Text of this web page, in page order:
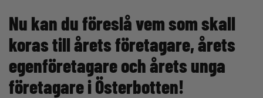
Nu kan du föreslå vem som skall
koras till årets företagare, årets
egenföretagare och årets unga
företagare i Österbotten!